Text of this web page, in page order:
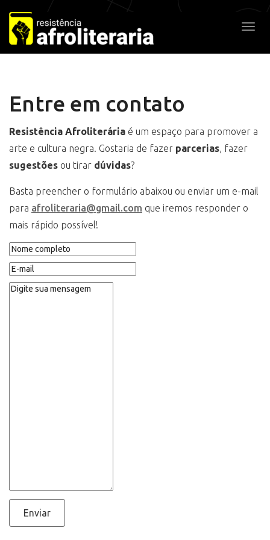
Pular
para
o
conteúdo
Entre em contato
Resistência Afroliterária é um espaço para promover a
arte e cultura negra. Gostaria de fazer parcerias, fazer
sugestões ou tirar dúvidas?
Basta preencher o formulário abaixou ou enviar um e-mail
para afroliteraria@gmail.com que iremos responder o
mais rápido possível!
Enviar